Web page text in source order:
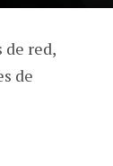
de red,
de